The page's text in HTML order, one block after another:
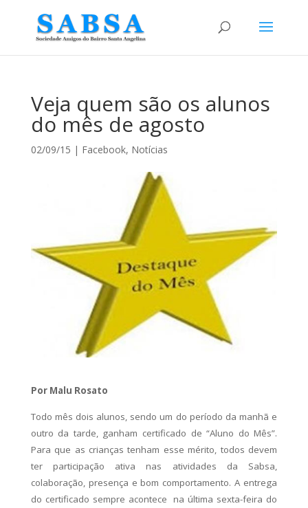
Veja quem são os alunos
do mês de agosto
02/09/15 | Facebook, Notícias
Por Malu Rosato
Todo mês dois alunos, sendo um do período da manhã e
outro da tarde, ganham certificado de “Aluno do Mês”.
Para que as crianças tenham esse mérito, todos devem
ter participação ativa nas atividades da Sabsa,
colaboração, presença e bom comportamento. A entrega
do certificado sempre acontece na última sexta-feira do